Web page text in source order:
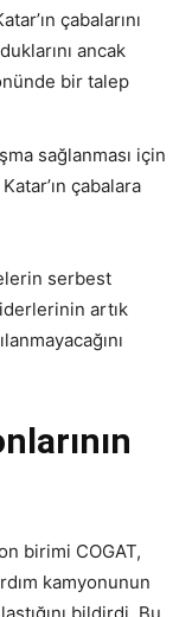
çabalarını
ancak
bir talep
sağlanması için
çabalara
serbest
artık
birimi COGAT,
kamyonunun